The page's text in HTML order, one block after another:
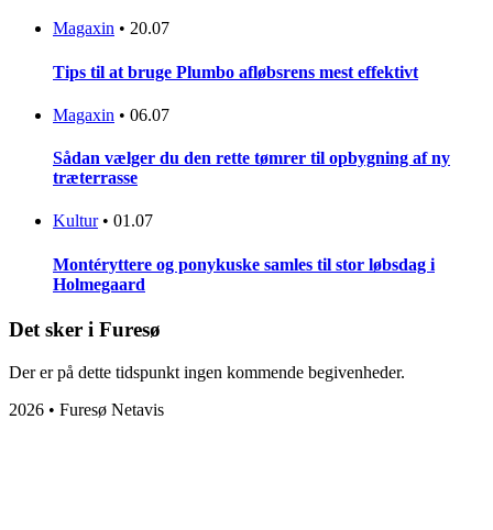
Magaxin • 20.07
Tips til at bruge Plumbo afløbsrens mest effektivt
Magaxin • 06.07
Sådan vælger du den rette tømrer til opbygning af ny
træterrasse
Kultur • 01.07
Montéryttere og ponykuske samles til stor løbsdag i
Holmegaard
Det sker i Furesø
Der er på dette tidspunkt ingen kommende begivenheder.
2026 • Furesø Netavis